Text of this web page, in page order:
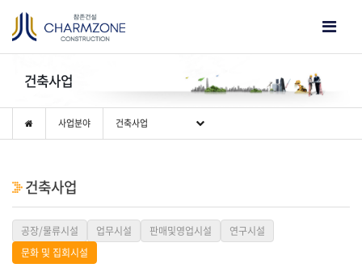
건축사업
사업분야 건축사업
건축사업
공장/물류시설 업무시설 판매및영업시설
연구시설
문화 및 집회시설